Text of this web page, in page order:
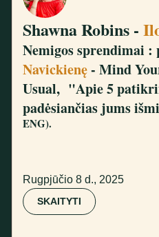
Shawna Robins -
Nemigos sprendimai :
Navickienę- Mind
Usual, "Apie 5
padėsiančias jums
ENG).
Rugpjūčio 8 d., 2025
SKAITYTI